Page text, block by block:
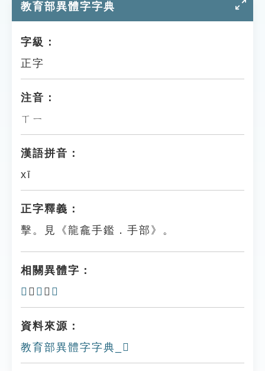
貓頭鷹博士
教育部異體字字典
字級：
正字
注音：
ㄒㄧ
漢語拼音：
xī
正字釋義：
擊。見《龍龕手鑑．手部》。
相關異體字：
𢶐 、 㩬 、 𢸤
資料來源：
教育部異體字字典_𢹍